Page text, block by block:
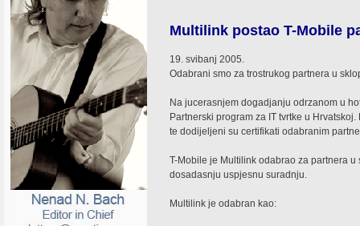
Multilink postao T-Mobile
19. svibanj 2005.
Odabrani smo za trostrukog partnera u
Na jucerasnjem dogadjanju odrzanom u
Partnerski program za IT tvrtke u
te dodijeljeni su certifikati odabranim
T-Mobile je Multilink odabrao za partnera
dosadasnju uspjesnu suradnju.
Multilink je odabran kao: